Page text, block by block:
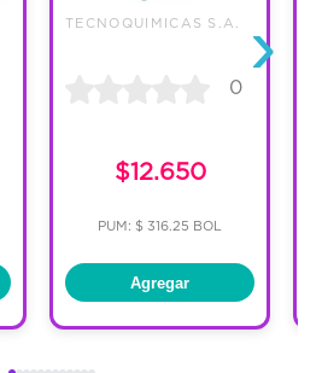
TECNOQUIMICAS S.A.
0
$12.650
PUM: $ 316.25 BOL
Agregar
›